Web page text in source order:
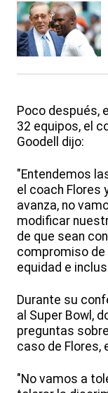
Poco después,
32 equipos, el
Goodell dijo:
"Entendemos
el coach Flores
avanza, no
modificar
de que sean
compromiso de
equidad e
Durante su
al Super Bowl,
preguntas
caso de Flores,
"No vamos a